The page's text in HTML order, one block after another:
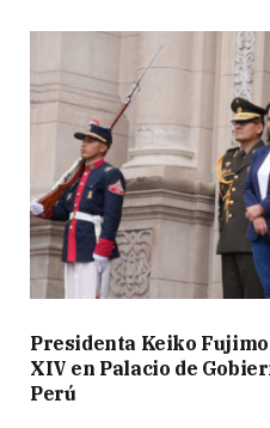
Presidenta Keiko
XIV en Palacio de
Perú